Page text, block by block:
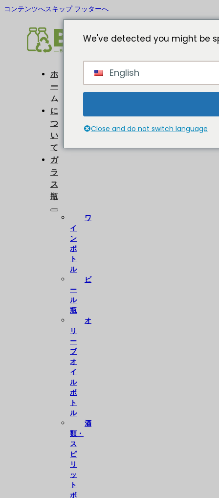
コンテンツへスキップ フッターへ
ホ
ー
ム
に
つ
い
て
ガ
ラ
ス
瓶
ワ
イ
ン
ボ
ト
ル
ビ
ー
ル
瓶
オ
リ
ー
ブ
オ
イ
ル
ボ
ト
ル
酒
類・
ス
ピ
リ
ッ
ト
ボ
We've detected you might be
English
Close and do not switch language